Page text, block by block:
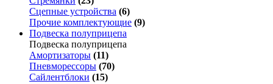
Сцепные устройства (6)
Прочие комплектующие (9)
Подвеска полуприцепа
Подвеска полуприцепа
Амортизаторы (11)
Пневморессоры (70)
Сайлентблоки (15)